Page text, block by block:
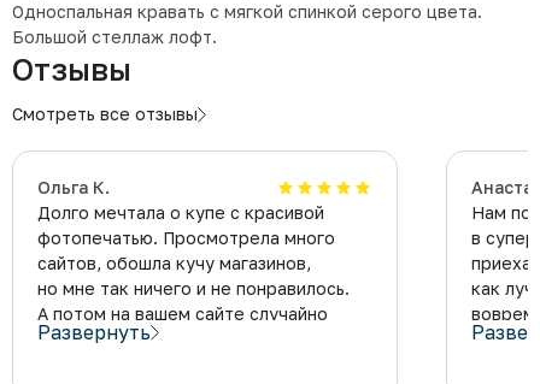
Односпальная кравать с мягкой спинкой серого цвета.
Большой стеллаж лофт.
Отзывы
Смотреть все отзывы
Ольга К.
Долго мечтала о купе с красивой
фотопечатью. Просмотрела много
сайтов, обошла кучу магазинов,
но мне так ничего и не понравилось.
А потом на вашем сайте случайно
увидела картинку, которая запала
Развернуть
Нам
в
как